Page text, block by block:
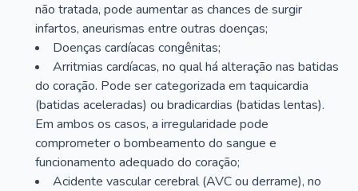
não tratada, pode aumentar as chances de surgir
infartos, aneurismas entre outras doenças;
Doenças cardíacas congênitas;
Arritmias cardíacas, no qual há alteração nas batidas
do coração. Pode ser categorizada em taquicardia
(batidas aceleradas) ou bradicardias (batidas lentas).
Em ambos os casos, a irregularidade pode
comprometer o bombeamento do sangue e
funcionamento adequado do coração;
Acidente vascular cerebral (AVC ou derrame), no